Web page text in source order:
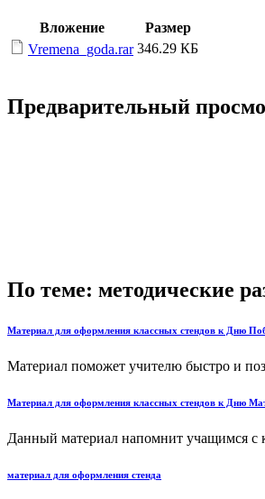
Вложение
Размер
Vremena_goda.rar 346.29 КБ
Предварительный
По теме: методические
Материал для оформления классных стендов к Дню
Материал поможет учителю быстро и
Материал для оформления классных стендов к Дню
Данный материал напомнит учащимся с
материал для оформления стенда